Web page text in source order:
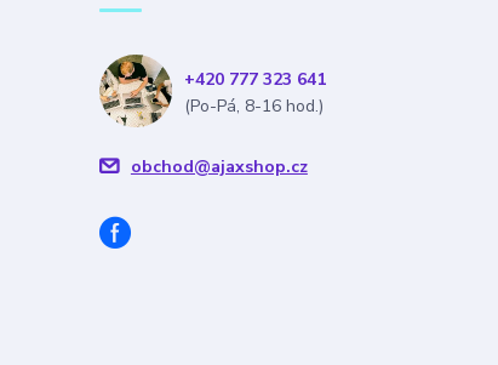
+420 777 323 641
(Po-Pá, 8-16 hod.)
obchod@ajaxshop.cz